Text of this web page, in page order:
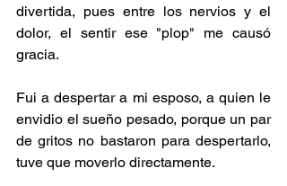
divertida, pues entre los nervios y el
dolor, el sentir ese "plop" me causó
gracia.
Fui a despertar a mi esposo, a quien le
envidio el sueño pesado, porque un par
de gritos no bastaron para despertarlo,
tuve que moverlo directamente.